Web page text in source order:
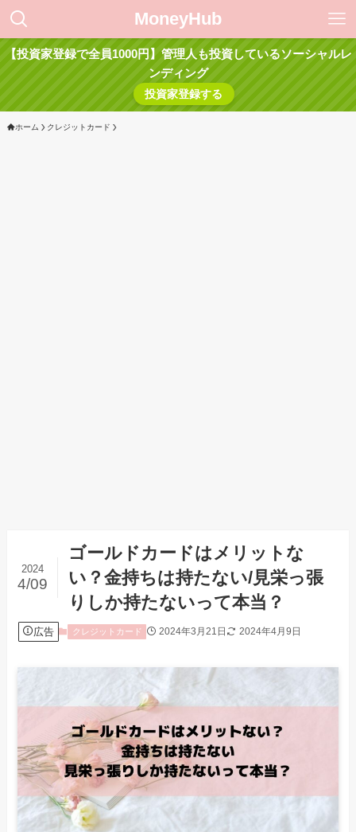
MoneyHub
【投資家登録で全員1000円】管理人も投資しているソーシャルレ
ンディング
投資家登録する
ホーム クレジットカード
ゴールドカードはメリットな
い？金持ちは持たない/見栄っ張
りしか持たないって本当？
2024
4/09
広告 クレジットカード 2024年3月21日 2024年4月9日